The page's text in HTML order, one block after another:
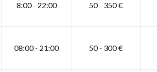
8:00 - 22:00 50 - 350 €
08:00 - 21:00 50 - 300 €